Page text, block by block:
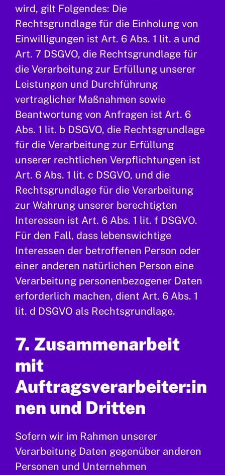
wird, gilt Folgendes: Die
Rechtsgrundlage für die Einholung von
Einwilligungen ist Art. 6 Abs. 1 lit. a und
Art. 7 DSGVO, die Rechtsgrundlage für
die Verarbeitung zur Erfüllung unserer
Leistungen und Durchführung
vertraglicher Maßnahmen sowie
Beantwortung von Anfragen ist Art. 6
Abs. 1 lit. b DSGVO, die Rechtsgrundlage
für die Verarbeitung zur Erfüllung
unserer rechtlichen Verpflichtungen ist
Art. 6 Abs. 1 lit. c DSGVO, und die
Rechtsgrundlage für die Verarbeitung
zur Wahrung unserer berechtigten
Interessen ist Art. 6 Abs. 1 lit. f DSGVO.
Für den Fall, dass lebenswichtige
Interessen der betroffenen Person oder
einer anderen natürlichen Person eine
Verarbeitung personenbezogener Daten
erforderlich machen, dient Art. 6 Abs. 1
lit. d DSGVO als Rechtsgrundlage.
7. Zusammenarbeit
mit
Auftragsverarbeiter:in
nen und Dritten
Sofern wir im Rahmen unserer
Verarbeitung Daten gegenüber anderen
Personen und Unternehmen